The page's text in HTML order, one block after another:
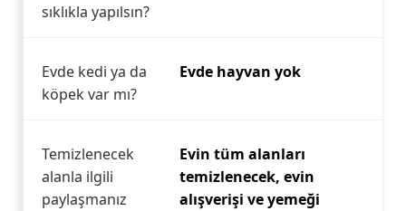
sıklıkla yapılsın?
Evde kedi ya da
köpek var mı?
Evde hayvan yok
Temizlenecek
alanla ilgili
paylaşmanız
Evin tüm alanları
temizlenecek, evin
alışverişi ve yemeği